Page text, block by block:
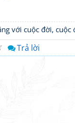
với cuộc đời,
Trả lời